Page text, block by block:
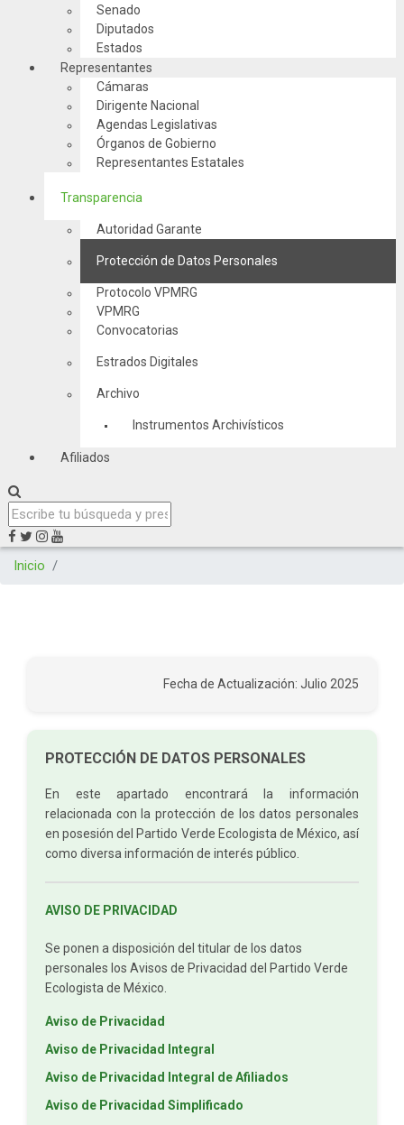
Senado
Diputados
Estados
Representantes
Cámaras
Dirigente Nacional
Agendas Legislativas
Órganos de Gobierno
Representantes Estatales
Transparencia
Autoridad Garante
Protección de Datos Personales
Protocolo VPMRG
VPMRG
Convocatorias
Estrados Digitales
Archivo
Instrumentos Archivísticos
Afiliados
Inicio
Fecha de Actualización: Julio 2025
PROTECCIÓN DE DATOS PERSONALES
En este apartado encontrará la información
relacionada con la protección de los datos personales
en posesión del Partido Verde Ecologista de México, así
como diversa información de interés público.
AVISO DE PRIVACIDAD
Se ponen a disposición del titular de los datos
personales los Avisos de Privacidad del Partido Verde
Ecologista de México.
Aviso de Privacidad
Aviso de Privacidad Integral
Aviso de Privacidad Integral de Afiliados
Aviso de Privacidad Simplificado